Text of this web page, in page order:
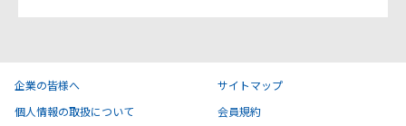
企業の皆様へ
サイトマップ
個人情報の取扱について
会員規約